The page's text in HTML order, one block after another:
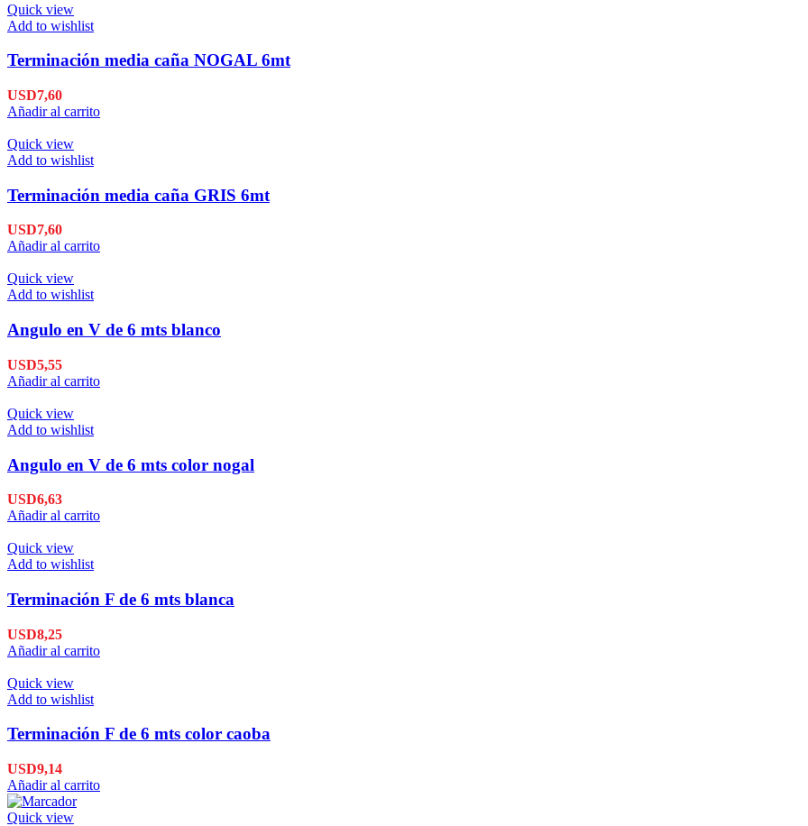
Quick view
Add to wishlist
Terminación media caña NOGAL 6mt
USD7,60
Añadir al carrito
Quick view
Add to wishlist
Terminación media caña GRIS 6mt
USD7,60
Añadir al carrito
Quick view
Add to wishlist
Angulo en V de 6 mts blanco
USD5,55
Añadir al carrito
Quick view
Add to wishlist
Angulo en V de 6 mts color nogal
USD6,63
Añadir al carrito
Quick view
Add to wishlist
Terminación F de 6 mts blanca
USD8,25
Añadir al carrito
Quick view
Add to wishlist
Terminación F de 6 mts color caoba
USD9,14
Añadir al carrito
Quick view